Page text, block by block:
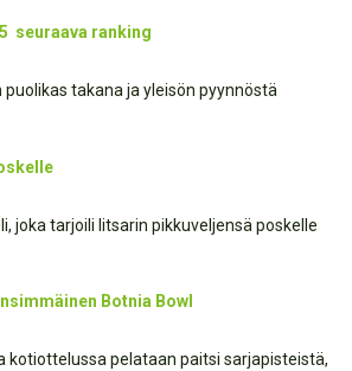
seuraava ranking
puolikas takana ja yleisön pyynnöstä
joka tarjoili litsarin pikkuveljensä poskelle
Botnia Bowl
kotiottelussa pelataan paitsi sarjapisteistä,